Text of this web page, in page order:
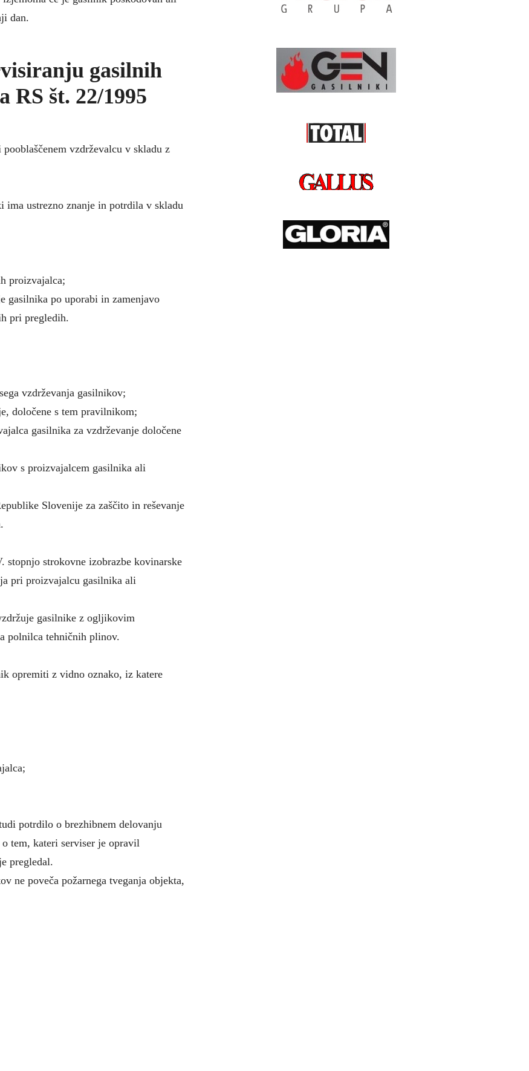
dan.
gasilnih
RS št. 22/1995
vzdrževalcu v skladu z
ustrezno znanje in potrdila v skladu
proizvajalca;
gasilnika po uporabi in zamenjavo
pri pregledih.
vzdrževanja gasilnikov;
določene s tem pravilnikom;
gasilnika za vzdrževanje določene
s proizvajalcem gasilnika ali
Slovenije za zaščito in reševanje
strokovne izobrazbe kovinarske
pri proizvajalcu gasilnika ali
gasilnike z ogljikovim
polnilca tehničnih plinov.
opremiti z vidno oznako, iz katere
potrdilo o brezhibnem delovanju
tem, kateri serviser je opravil
pregledal.
ne poveča požarnega tveganja objekta,